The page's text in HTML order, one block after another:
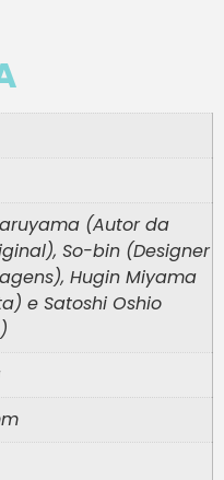
(Autor da
So-bin (Designer
Hugin Miyama
e Satoshi Oshio